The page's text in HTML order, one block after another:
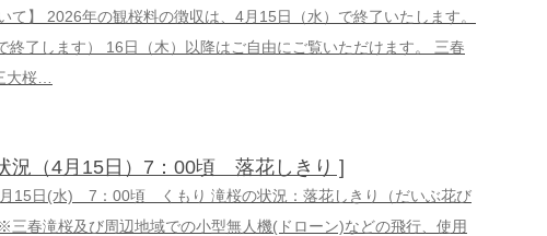
て】 2026年の観桜料の徴収は、4月15日（水）で終了いたします。
終了します） 16日（木）以降はご自由にご覧いただけます。 三春
大桜…
況（4月15日）7：00頃 落花しきり ]
15日(水) 7：00頃 くもり 滝桜の状況：落花しきり（だいぶ花び
三春滝桜及び周辺地域での小型無人機(ドローン)などの飛行、使用